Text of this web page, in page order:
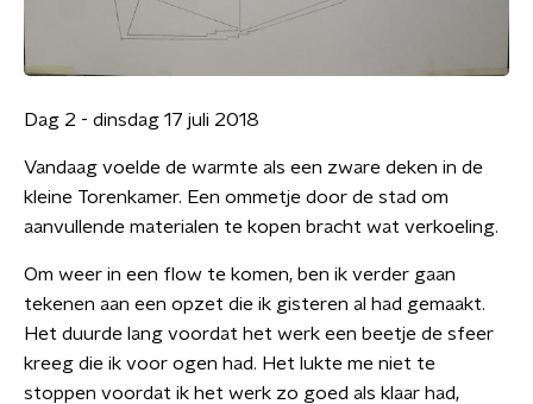
Dag 2 - dinsdag 17 juli 2018
Vandaag voelde de warmte als een zware deken in de
kleine Torenkamer. Een ommetje door de stad om
aanvullende materialen te kopen bracht wat verkoeling.
Om weer in een flow te komen, ben ik verder gaan
tekenen aan een opzet die ik gisteren al had gemaakt.
Het duurde lang voordat het werk een beetje de sfeer
kreeg die ik voor ogen had. Het lukte me niet te
stoppen voordat ik het werk zo goed als klaar had,